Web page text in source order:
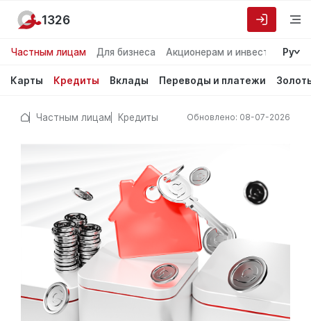
Частным лицам Для бизнеса Акционерам и инвесторам
Ру
Карты Кредиты Вклады Переводы и платежи
1326
Частным лицам Кредиты Обновлено: 08-07-2026